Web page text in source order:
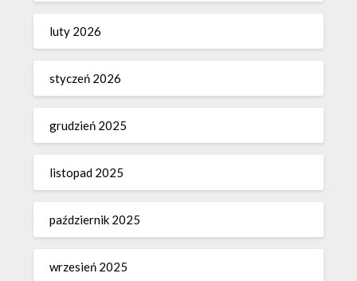
luty 2026
styczeń 2026
grudzień 2025
listopad 2025
październik 2025
wrzesień 2025